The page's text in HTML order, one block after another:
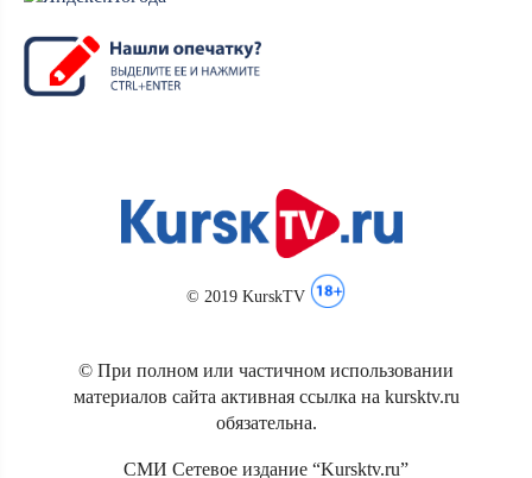
© 2019 KurskTV
© При полном или частичном использовании
материалов сайта активная ссылка на kursktv.ru
обязательна.
СМИ Сетевое издание “Kursktv.ru”